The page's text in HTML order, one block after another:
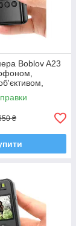
Boblov A23
огляду 120°
₴